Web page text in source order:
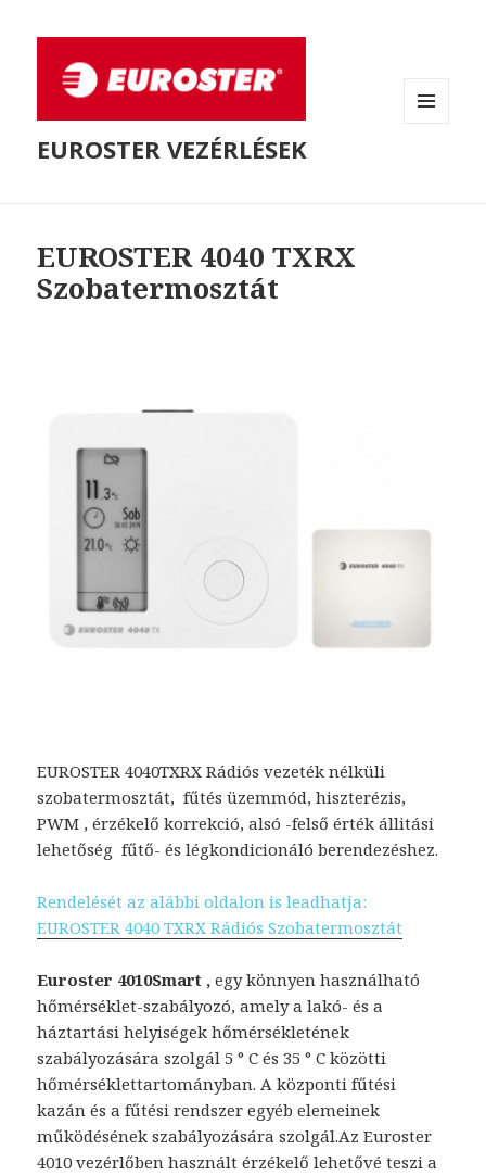
EUROSTER VEZÉRLÉSEK
EUROSTER 4040 TXRX
Szobatermosztát
EUROSTER 4040TXRX Rádiós vezeték nélküli
szobatermosztát, fűtés üzemmód, hiszterézis,
PWM , érzékelő korrekció, alsó -felső érték állitási
lehetőség fűtő- és légkondicionáló berendezéshez.
Rendelését az alábbi oldalon is leadhatja:
EUROSTER 4040 TXRX Rádiós Szobatermosztát
Euroster 4010Smart ,egy könnyen használható
hőmérséklet-szabályozó, amely a lakó- és a
háztartási helyiségek hőmérsékletének
szabályozására szolgál 5 ° C és 35 ° C közötti
hőmérséklettartományban. A központi fűtési
kazán és a fűtési rendszer egyéb elemeinek
működésének szabályozására szolgál.Az Euroster
4010 vezérlőben használt érzékelő lehetővé teszi a